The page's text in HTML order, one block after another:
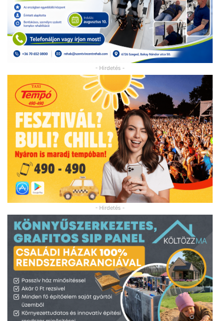
- Hirdetés -
- Hirdetés -